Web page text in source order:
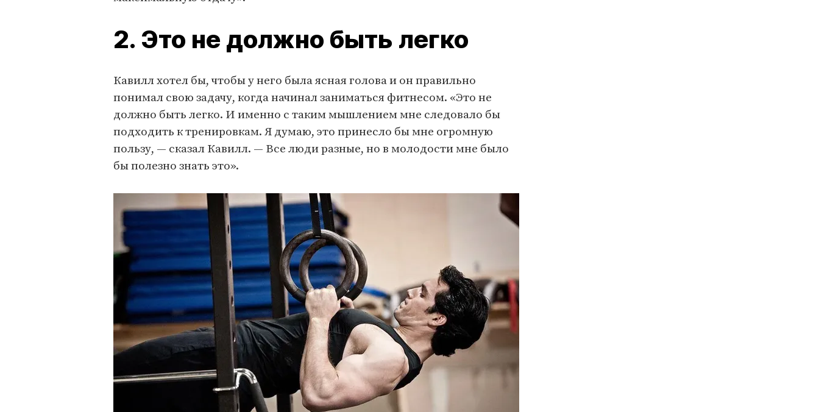
2. Это не должно быть легко
Кавилл хотел бы, чтобы у него была ясная голова и он правильно
понимал свою задачу, когда начинал заниматься фитнесом. «Это не
должно быть легко. И именно с таким мышлением мне следовало бы
подходить к тренировкам. Я думаю, это принесло бы мне огромную
пользу, — сказал Кавилл. — Все люди разные, но в молодости мне было
бы полезно знать это».